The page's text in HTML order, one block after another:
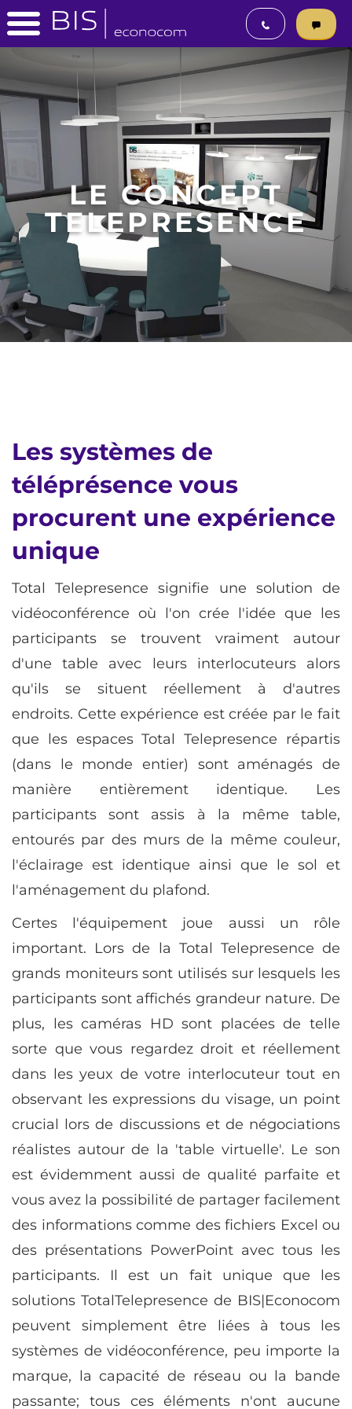
LE CONCEPT
TELEPRESENCE
Les systèmes de
téléprésence vous
procurent une expérience
unique
Total Telepresence signifie une solution de
vidéoconférence où l'on crée l'idée que les
participants se trouvent vraiment autour
d'une table avec leurs interlocuteurs alors
qu'ils se situent réellement à d'autres
endroits. Cette expérience est créée par le fait
que les espaces Total Telepresence répartis
(dans le monde entier) sont aménagés de
manière entièrement identique. Les
participants sont assis à la même table,
entourés par des murs de la même couleur,
l'éclairage est identique ainsi que le sol et
l'aménagement du plafond.
Certes l'équipement joue aussi un rôle
important. Lors de la Total Telepresence de
grands moniteurs sont utilisés sur lesquels les
participants sont affichés grandeur nature. De
plus, les caméras HD sont placées de telle
sorte que vous regardez droit et réellement
dans les yeux de votre interlocuteur tout en
observant les expressions du visage, un point
crucial lors de discussions et de négociations
réalistes autour de la 'table virtuelle'. Le son
est évidemment aussi de qualité parfaite et
vous avez la possibilité de partager facilement
des informations comme des fichiers Excel ou
des présentations PowerPoint avec tous les
participants. Il est un fait unique que les
solutions TotalTelepresence de BIS|Econocom
peuvent simplement être liées à tous les
systèmes de vidéoconférence, peu importe la
marque, la capacité de réseau ou la bande
passante; tous ces éléments n'ont aucune